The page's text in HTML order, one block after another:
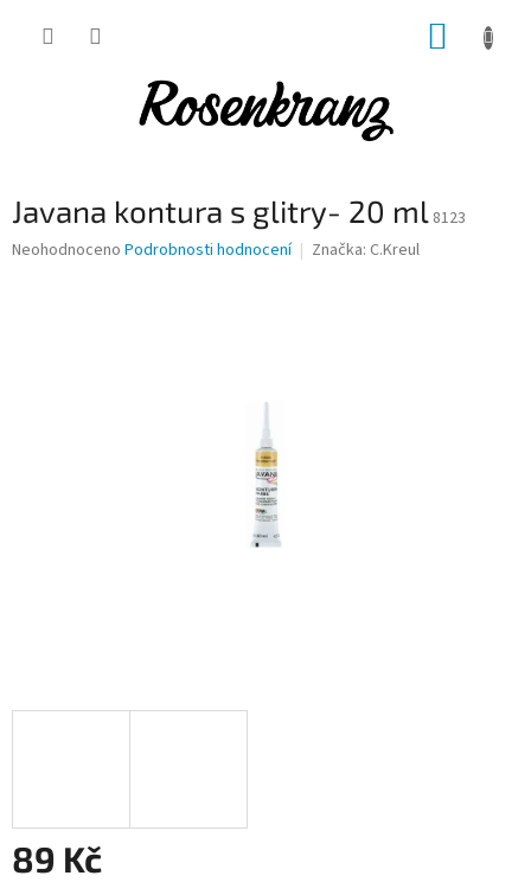
Javana kontura s glitry- 20 ml 8123
Průměrné
Neohodnoceno Podrobnosti hodnocení Značka: C.Kreul
89 Kč